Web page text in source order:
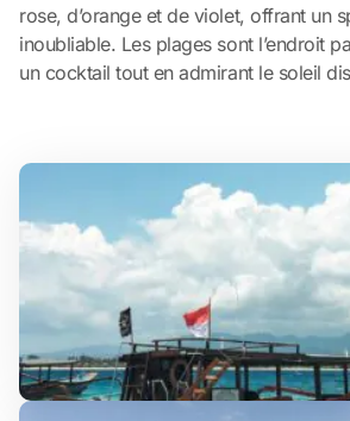
rose, d’orange et de violet, offrant un
inoubliable. Les plages sont l’endroit
un cocktail tout en admirant le soleil